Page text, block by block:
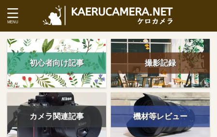
初心者向け記事 撮影記録
カメラ関連記事 機材等レビュー